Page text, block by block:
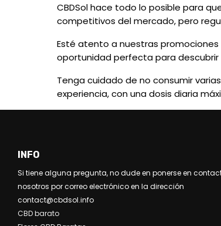
CBDSol hace todo lo posible para
competitivos del mercado, pero
Esté atento a nuestras
oportunidad perfecta para
Tenga cuidado de no consumir varias
experiencia, con una dosis diaria
INFO
Si tiene alguna pregunta, no dude en ponerse en
nosotros por correo electrónico en la dirección
contact@cbdsol.info
CBD barato